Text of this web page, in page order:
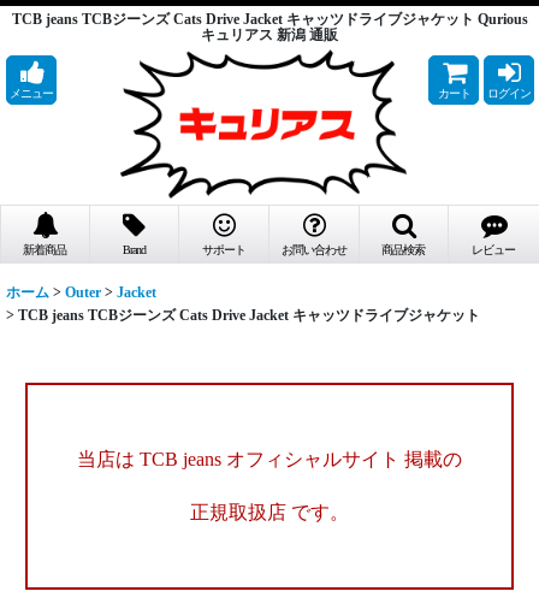
TCB jeans TCBジーンズ Cats Drive Jacket キャッツドライブジャケット Qurious
キュリアス 新潟 通販
メニュー カート ログイン
新着商品 Brand サポート お問い合わせ 商品検索 レビュー
ホーム > Outer > Jacket
> TCB jeans TCBジーンズ Cats Drive Jacket キャッツドライブジャケット
当店は TCB jeans オフィシャルサイト 掲載の
正規取扱店 です。